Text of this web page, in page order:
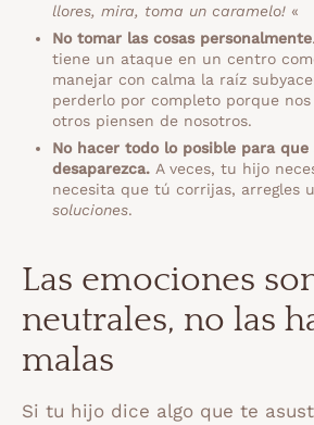
llores, mira, toma un caramelo! «
No tomar las cosas personalmente
tiene un ataque en un centro
manejar con calma la raíz
perderlo por completo porque nos
otros piensen de nosotros.
No hacer todo lo posible para que
desaparezca. A veces, tu hijo
necesita que tú corrijas, arregles u
soluciones.
Las emociones
neutrales, no las
malas
Si tu hijo dice algo que te